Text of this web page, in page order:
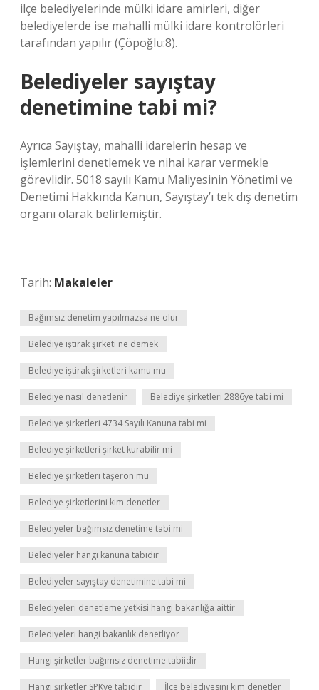
ilçe belediyelerinde mülki idare amirleri, diğer
belediyelerde ise mahalli mülki idare kontrolörleri
tarafından yapılır (Çöpoğlu:8).
Belediyeler sayıştay
denetimine tabi mi?
Ayrıca Sayıştay, mahalli idarelerin hesap ve
işlemlerini denetlemek ve nihai karar vermekle
görevlidir. 5018 sayılı Kamu Maliyesinin Yönetimi ve
Denetimi Hakkında Kanun, Sayıştay’ı tek dış denetim
organı olarak belirlemiştir.
Tarih: Makaleler
Bağımsız denetim yapılmazsa ne olur
Belediye iştirak şirketi ne demek
Belediye iştirak şirketleri kamu mu
Belediye nasıl denetlenir Belediye şirketleri 2886ye tabi mi
Belediye şirketleri 4734 Sayılı Kanuna tabi mi
Belediye şirketleri şirket kurabilir mi
Belediye şirketleri taşeron mu
Belediye şirketlerini kim denetler
Belediyeler bağımsız denetime tabi mi
Belediyeler hangi kanuna tabidir
Belediyeler sayıştay denetimine tabi mi
Belediyeleri denetleme yetkisi hangi bakanlığa aittir
Belediyeleri hangi bakanlık denetliyor
Hangi şirketler bağımsız denetime tabiidir
Hangi şirketler SPKye tabidir İlçe belediyesini kim denetler